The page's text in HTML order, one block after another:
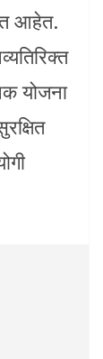
आहेत.
योजना